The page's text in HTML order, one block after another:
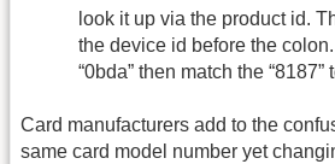
look it up via the product id.
the device id before the colon.
“0bda” then match the
Card manufacturers add to the
same card model number yet